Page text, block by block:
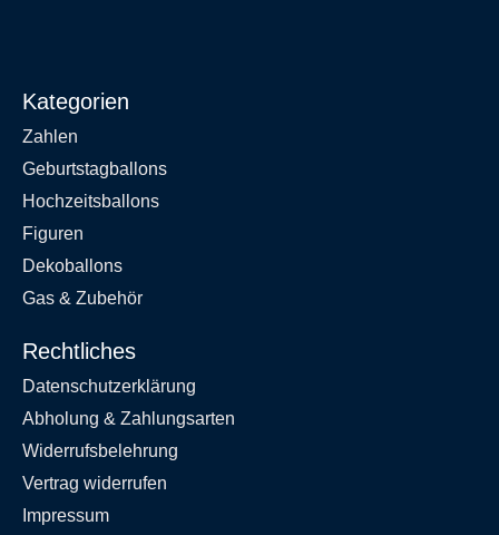
Kategorien
Zahlen
Geburtstagballons
Hochzeitsballons
Figuren
Dekoballons
Gas & Zubehör
Rechtliches
Datenschutzerklärung
Abholung & Zahlungsarten
Widerrufsbelehrung
Vertrag widerrufen
Impressum